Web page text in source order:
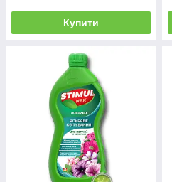
Купити